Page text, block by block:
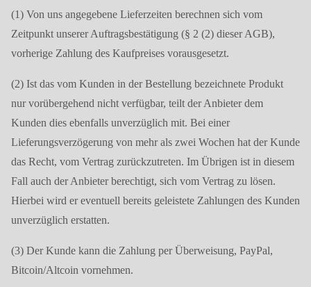
(1) Von uns angegebene Lieferzeiten berechnen sich vom
Zeitpunkt unserer Auftragsbestätigung (§ 2 (2) dieser AGB),
vorherige Zahlung des Kaufpreises vorausgesetzt.
(2) Ist das vom Kunden in der Bestellung bezeichnete Produkt
nur vorübergehend nicht verfügbar, teilt der Anbieter dem
Kunden dies ebenfalls unverzüglich mit. Bei einer
Lieferungsverzögerung von mehr als zwei Wochen hat der Kunde
das Recht, vom Vertrag zurückzutreten. Im Übrigen ist in diesem
Fall auch der Anbieter berechtigt, sich vom Vertrag zu lösen.
Hierbei wird er eventuell bereits geleistete Zahlungen des Kunden
unverzüglich erstatten.
(3) Der Kunde kann die Zahlung per Überweisung, PayPal,
Bitcoin/Altcoin vornehmen.